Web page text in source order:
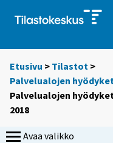
Etusivu > Tilastot >
Palvelualojen
Palvelualojen
2018
Avaa valikko